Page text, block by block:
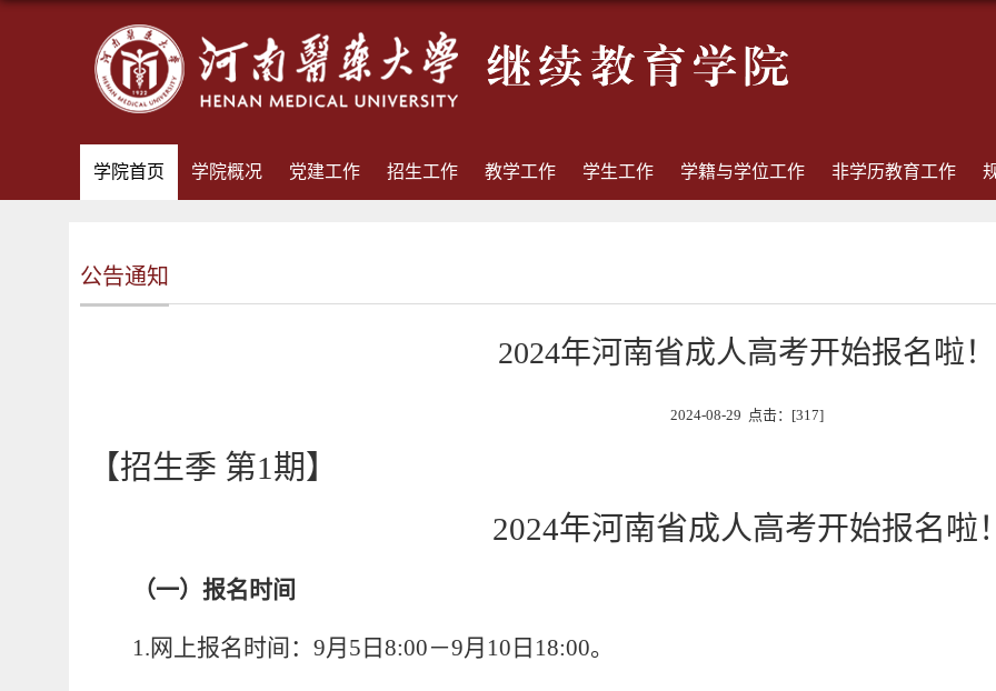
学院首页 学院概况 党建工作 招生工作 教学工作 学生工作 学籍与学位工作 非学历教育工作
公告通知
2024年河南省成人高考开始报名啦！
2024-08-29 点击：[317]
【招生季 第1期 】
2024年河南省成人高考开始报名啦
（一）报名时间
1.网上报名时间： 9月 5 日 8:00－9月 10 日 18:00。